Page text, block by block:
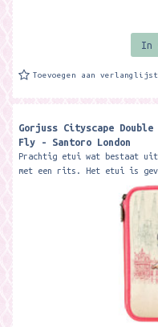
In
Toevoegen aan
Gorjuss Cityscape
Fly - Santoro London
Prachtig etui wat bestaat
met een rits. Het etui is